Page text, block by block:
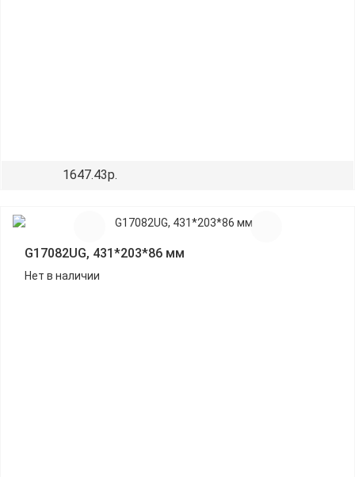
1647.43р.
G17082UG, 431*203*86 мм
Нет в наличии